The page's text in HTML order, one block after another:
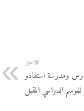
اللاحق
مدرس ومدرسة استفادو
الدراسي المقبل